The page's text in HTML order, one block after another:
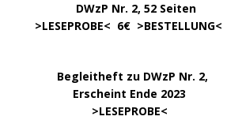
DWzP Nr. 2, 52 Seiten
>LESEPROBE< 6€ >BESTELLUNG<
Begleitheft zu DWzP Nr. 2,
Erscheint Ende 2023
>LESEPROBE<